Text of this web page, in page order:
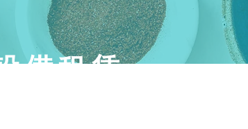
備租賃